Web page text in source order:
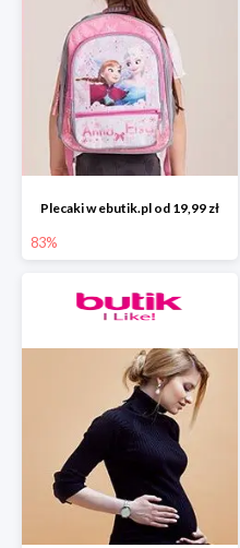
Plecaki w ebutik.pl od 19,99 zł
83%